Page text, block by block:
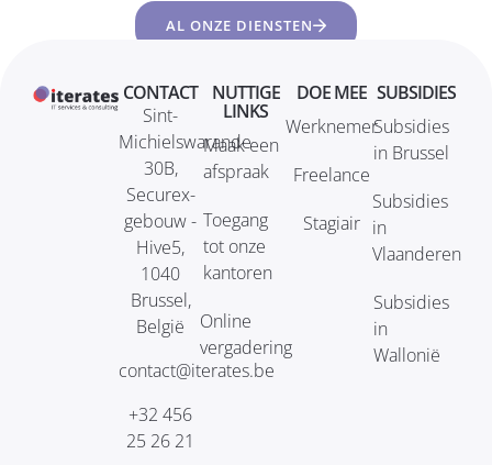
AL ONZE DIENSTEN
CONTACT
Sint-
Michielswarande
30B,
Securex-
gebouw -
Hive5,
1040
Brussel,
België
contact@iterates.be
+32 456
25 26 21
NUTTIGE
LINKS
Maak een
afspraak
Toegang
tot onze
kantoren
Online
vergadering
DOE MEE
Werknemer
Freelance
Stagiair
SUBSIDIES
Subsidies
in Brussel
Subsidies
in
Vlaanderen
Subsidies
in
Wallonië